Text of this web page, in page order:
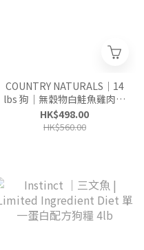
COUNTRY NATURALS｜14
lbs 狗｜無穀物白鮭魚雞肉低
糖配方
HK$498.00
HK$560.00